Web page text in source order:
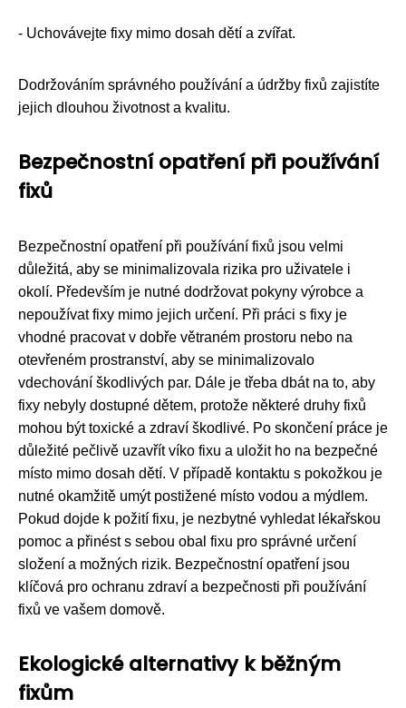
- Uchovávejte fixy mimo dosah dětí a zvířat.
Dodržováním správného používání a údržby fixů zajistíte
jejich dlouhou životnost a kvalitu.
Bezpečnostní opatření při používání
fixů
Bezpečnostní opatření při používání fixů jsou velmi
důležitá, aby se minimalizovala rizika pro uživatele i
okolí. Především je nutné dodržovat pokyny výrobce a
nepoužívat fixy mimo jejich určení. Při práci s fixy je
vhodné pracovat v dobře větraném prostoru nebo na
otevřeném prostranství, aby se minimalizovalo
vdechování škodlivých par. Dále je třeba dbát na to, aby
fixy nebyly dostupné dětem, protože některé druhy fixů
mohou být toxické a zdraví škodlivé. Po skončení práce je
důležité pečlivě uzavřít víko fixu a uložit ho na bezpečné
místo mimo dosah dětí. V případě kontaktu s pokožkou je
nutné okamžitě umýt postižené místo vodou a mýdlem.
Pokud dojde k požití fixu, je nezbytné vyhledat lékařskou
pomoc a přinést s sebou obal fixu pro správné určení
složení a možných rizik. Bezpečnostní opatření jsou
klíčová pro ochranu zdraví a bezpečnosti při používání
fixů ve vašem domově.
Ekologické alternativy k běžným
fixům